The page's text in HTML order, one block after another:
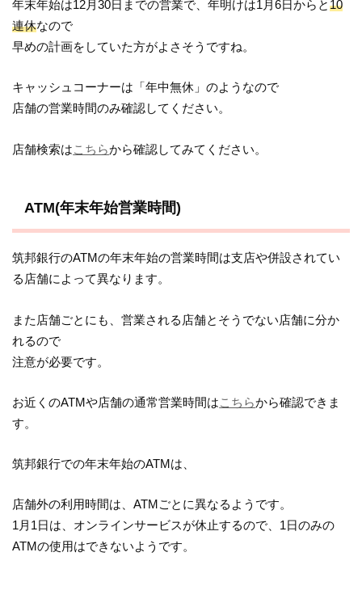
年末年始は12月30日までの営業で、年明けは1月6日からと10
連休なので
早めの計画をしていた方がよさそうですね。
キャッシュコーナーは「年中無休」のようなので
店舗の営業時間のみ確認してください。
店舗検索はこちらから確認してみてください。
ATM(年末年始営業時間)
筑邦銀行のATMの年末年始の営業時間は支店や併設されてい
る店舗によって異なります。
また店舗ごとにも、営業される店舗とそうでない店舗に分か
れるので
注意が必要です。
お近くのATMや店舗の通常営業時間はこちらから確認できま
す。
筑邦銀行での年末年始のATMは、
店舗外の利用時間は、ATMごとに異なるようです。
1月1日は、オンラインサービスが休止するので、1日のみの
ATMの使用はできないようです。